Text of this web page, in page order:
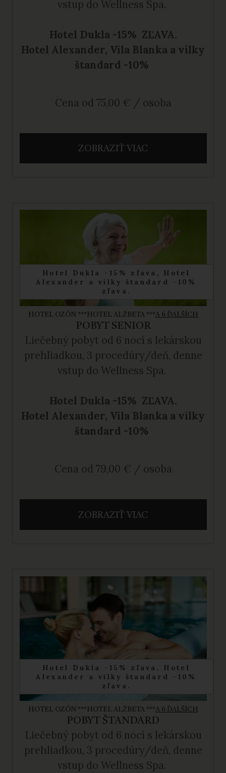
vstup do Wellness Spa.
Hotel Dukla -15% ZĽAVA.
Hotel Alexander, Vila Blanka a vilky
štandard -10%
Cena od 75,00 € / osoba
ZOBRAZIŤ VIAC
Hotel Dukla -15% zľava, Hotel
Alexander a vilky štandard -10%
zľava.
HOTEL OZÓN ***HOTEL ALŽBETA ***A 6 ĎALŠÍCH
POBYT SENIOR
Liečebný pobyt od 6 nocí s lekárskou
prehliadkou, 3 procedúry/deň, denne
vstup do Wellness Spa.
Hotel Dukla -15% ZĽAVA.
Hotel Alexander, Vila Blanka a vilky
štandard -10%
Cena od 79,00 € / osoba
ZOBRAZIŤ VIAC
Hotel Dukla -15% zľava, Hotel
Alexander a vilky štandard -10%
zľava.
HOTEL OZÓN ***HOTEL ALŽBETA ***A 6 ĎALŠÍCH
POBYT ŠTANDARD
Liečebný pobyt od 6 nocí s lekárskou
prehliadkou, 3 procedúry/deň, denne
vstup do Wellness Spa.